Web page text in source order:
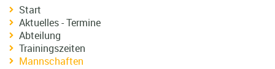
Start
Aktuelles - Termine
Abteilung
Trainingszeiten
Mannschaften